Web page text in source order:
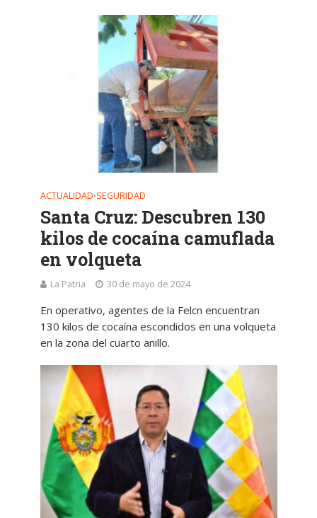
ACTUALIDAD•SEGURIDAD
Santa Cruz: Descubren 130
kilos de cocaína camuflada
en volqueta
La Patria 30 de mayo de 2024
En operativo, agentes de la Felcn encuentran
130 kilos de cocaína escondidos en una volqueta
en la zona del cuarto anillo.